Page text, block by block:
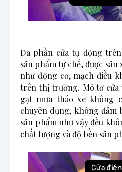
Đa phần cửa tự động
sản phẩm tự chế, được
như động cơ, mạch điều
trên thị trường. Mô tơ cửa
gạt mưa tháo xe không
chuyên dụng, không đảm
sản phẩm như vậy đều
chất lượng và độ bền sản